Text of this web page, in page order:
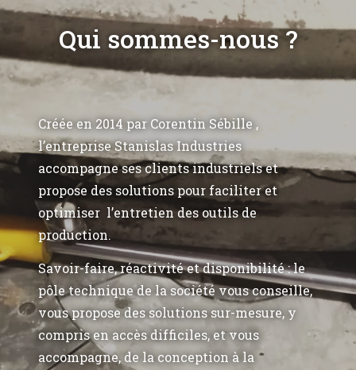
Qui sommes-nous ?
Créée en 2014 par Corentin Sébille ,
l’entreprise Stanislas Industries
accompagne ses clients industriels et
propose des solutions pour faciliter et
optimiser l’entretien des outils de
production.
Savoir-faire, réactivité et disponibilité : le
pôle technique de la société vous conseille,
vous propose des solutions sur-mesure, y
compris en accès difficiles, et vous
accompagne, de la conception à la